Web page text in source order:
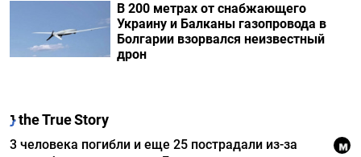
В 200 метрах от снабжающего
Украину и Балканы газопровода в
Болгарии взорвался неизвестный
дрон